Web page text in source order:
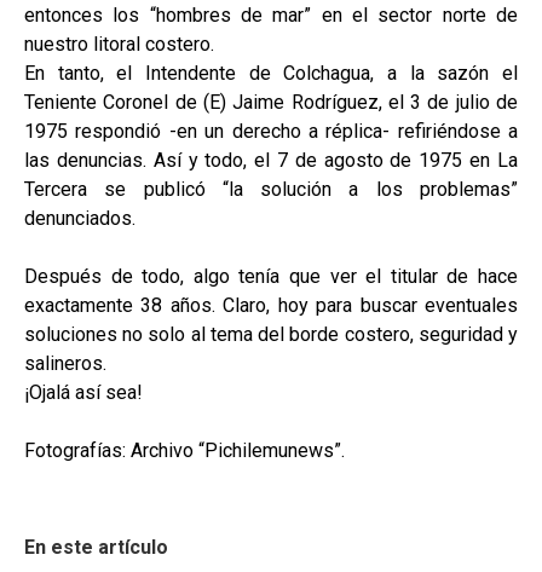
entonces los “hombres de mar” en el sector norte de
nuestro litoral costero.
En tanto, el Intendente de Colchagua, a la sazón el
Teniente Coronel de (E) Jaime Rodríguez, el 3 de julio de
1975 respondió -en un derecho a réplica- refiriéndose a
las denuncias. Así y todo, el 7 de agosto de 1975 en La
Tercera se publicó “la solución a los problemas”
denunciados.
Después de todo, algo tenía que ver el titular de hace
exactamente 38 años. Claro, hoy para buscar eventuales
soluciones no solo al tema del borde costero, seguridad y
salineros.
¡Ojalá así sea!
Fotografías: Archivo “Pichilemunews”.
En este artículo